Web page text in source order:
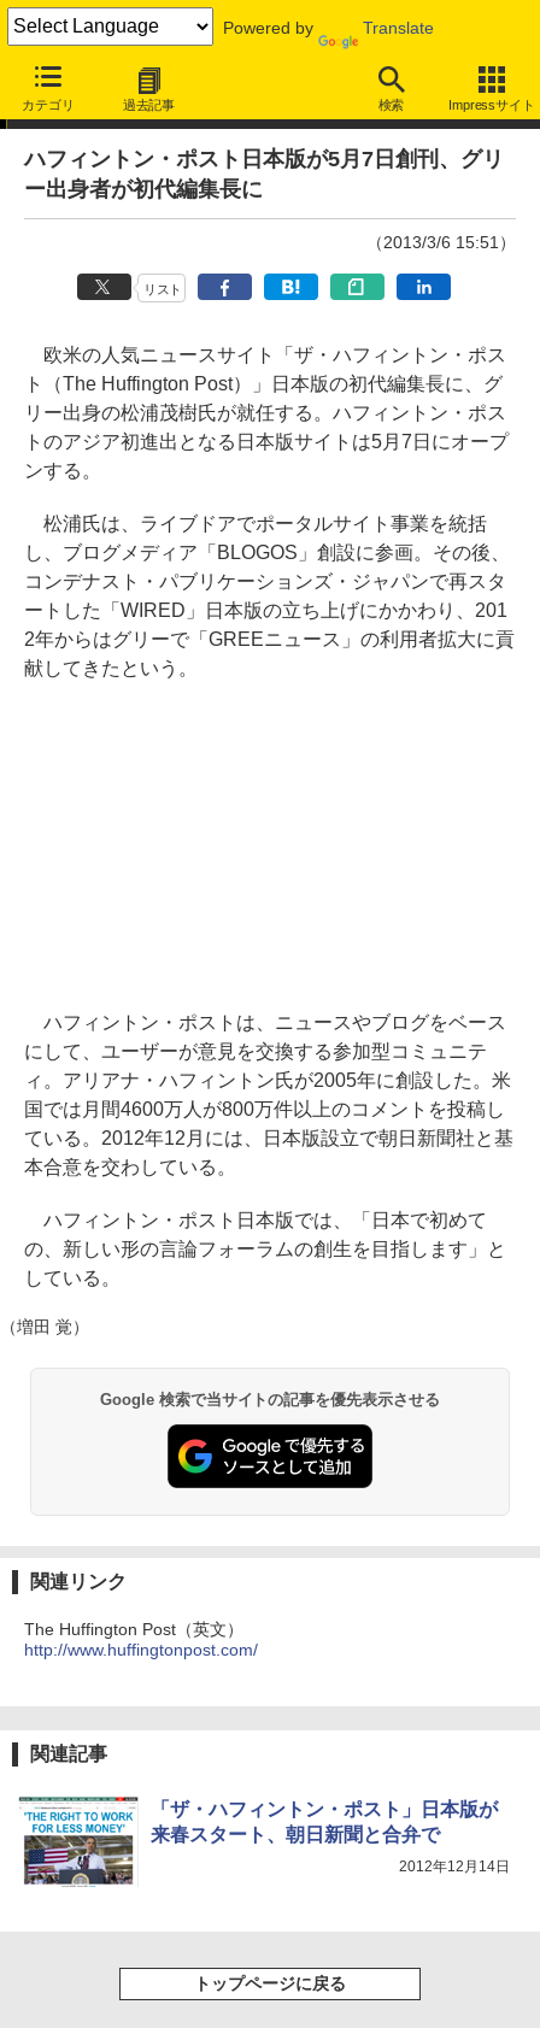
Powered by Translate
カテゴリ 過去記事 検索 Impressサイト
ニュース
ハフィントン・ポスト日本版が5月7日創刊、グリ
ー出身者が初代編集長に
（2013/3/6 15:51）
リスト
欧米の人気ニュースサイト「ザ・ハフィントン・ポス
ト（The Huffington Post）」日本版の初代編集長に、グ
リー出身の松浦茂樹氏が就任する。ハフィントン・ポス
トのアジア初進出となる日本版サイトは5月7日にオープ
ンする。
松浦氏は、ライブドアでポータルサイト事業を統括
し、ブログメディア「BLOGOS」創設に参画。その後、
コンデナスト・パブリケーションズ・ジャパンで再スタ
ートした「WIRED」日本版の立ち上げにかかわり、201
2年からはグリーで「GREEニュース」の利用者拡大に貢
献してきたという。
ハフィントン・ポストは、ニュースやブログをベース
にして、ユーザーが意見を交換する参加型コミュニテ
ィ。アリアナ・ハフィントン氏が2005年に創設した。米
国では月間4600万人が800万件以上のコメントを投稿し
ている。2012年12月には、日本版設立で朝日新聞社と基
本合意を交わしている。
ハフィントン・ポスト日本版では、「日本で初めて
の、新しい形の言論フォーラムの創生を目指します」と
している。
（増田 覚）
Google 検索で当サイトの記事を優先表示させる
関連リンク
The Huffington Post（英文）
http://www.huffingtonpost.com/
関連記事
「ザ・ハフィントン・ポスト」日本版が
来春スタート、朝日新聞と合弁で
2012年12月14日
トップページに戻る